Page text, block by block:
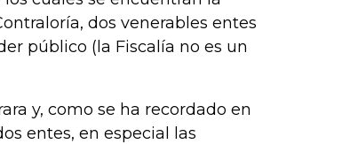
dos venerables entes
público (la Fiscalía no es un
y, como se ha recordado en
entes, en especial las